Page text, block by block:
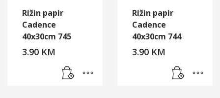
Rižin papir
Cadence
40x30cm 745
3.90 KM
Rižin papir
Cadence
40x30cm 744
3.90 KM